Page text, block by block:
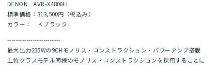
DENON AVR-X4800H
標準価格：313,500円（税込み）
カラー： Ｋブラック
-------------------------
最大出力235Wの9CHモノリス・コンストラクション・パワーアンプ搭載
上位クラスモデル同様のモノリス・コンストラクションを採用することに